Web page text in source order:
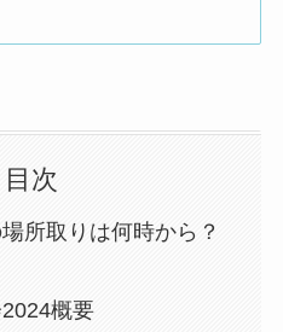
目次
所取りは何時から？
概要